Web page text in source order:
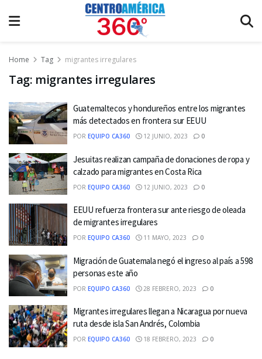
Home Tag migrantes irregulares
Tag: migrantes irregulares
Guatemaltecos y hondureños entre los migrantes
más detectados en frontera sur EEUU
POR EQUIPO CA360 12 JUNIO, 2023 0
Jesuitas realizan campaña de donaciones de ropa y
calzado para migrantes en Costa Rica
POR EQUIPO CA360 12 JUNIO, 2023 0
EEUU refuerza frontera sur ante riesgo de oleada
de migrantes irregulares
POR EQUIPO CA360 11 MAYO, 2023 0
Migración de Guatemala negó el ingreso al país a 598
personas este año
POR EQUIPO CA360 28 FEBRERO, 2023 0
Migrantes irregulares llegan a Nicaragua por nueva
ruta desde isla San Andrés, Colombia
POR EQUIPO CA360 18 FEBRERO, 2023 0